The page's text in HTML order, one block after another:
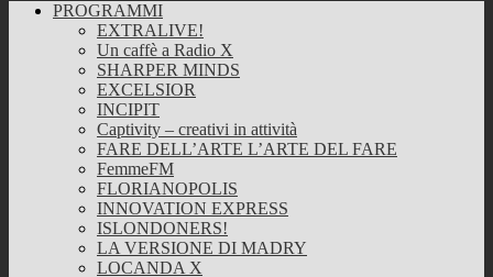
PROGRAMMI
EXTRALIVE!
Un caffè a Radio X
SHARPER MINDS
EXCELSIOR
INCIPIT
Captivity – creativi in attività
FARE DELL’ARTE L’ARTE DEL FARE
FemmeFM
FLORIANOPOLIS
INNOVATION EXPRESS
ISLONDONERS!
LA VERSIONE DI MADRY
LOCANDA X